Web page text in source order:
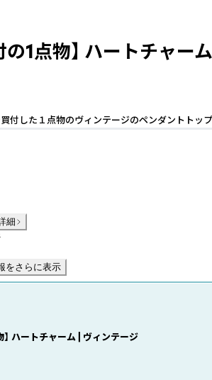
の1点物】 ハートチャー
付した１点物のヴィンテージのペンダントトップ
細
をさらに表示
】 ハートチャーム | ヴィンテージ